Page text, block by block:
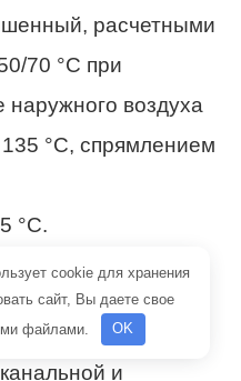
расчетными
70 °С при
наружного воздуха
°С, спрямлением
°С.
ТС выполнены
и
cookie для хранения
сайт, Вы даете свое
файлами.
OK